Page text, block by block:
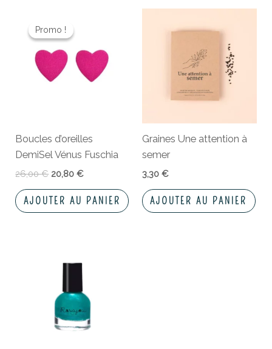
Promo !
Promo !
Boucles d’oreilles
DemiSel Vénus Fuschia
26,00€
prix
initial
était :
26,00 €.
20,80€
est :
20,80 €.
AJOUTER AU PANIER
Graines Une attention à
semer
3,30 €
AJOUTER AU PANIER